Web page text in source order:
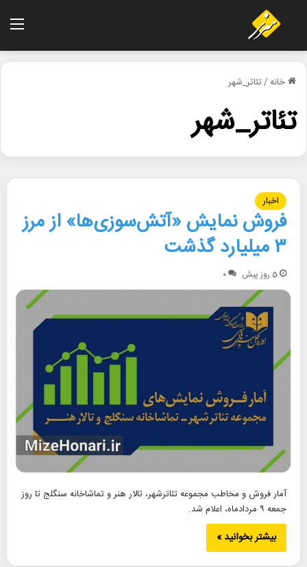
خانه/تئاتر_شهر
تئاتر_شهر
اخبار
فروش نمایش «آتش‌سوزی‌ها» از مرز
۳ میلیارد گذشت
5 روز پیش ۰
آمار فروش و مخاطب مجموعه تئاترشهر، تالار هنر و تماشاخانه سنگلج تا روز
جمعه ٩ مرداد‌ماه، اعلام شد.
بیشتر بخوانید »